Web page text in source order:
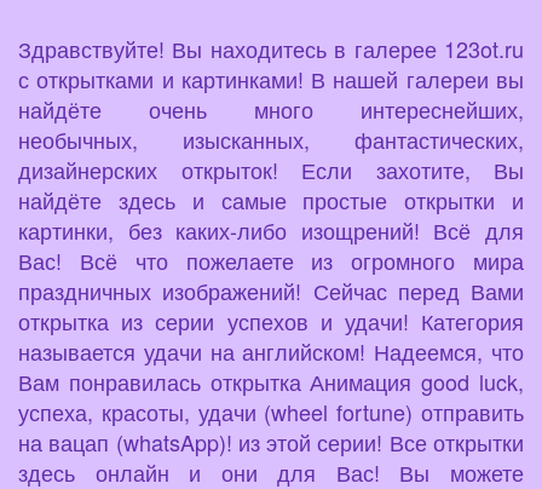
Здравствуйте! Вы находитесь в галерее 123ot.ru
с открытками и картинками! В нашей галереи вы
найдёте очень много интереснейших,
необычных, изысканных, фантастических,
дизайнерских открыток! Если захотите, Вы
найдёте здесь и самые простые открытки и
картинки, без каких-либо изощрений! Всё для
Вас! Всё что пожелаете из огромного мира
праздничных изображений! Сейчас перед Вами
открытка из серии успехов и удачи! Категория
называется удачи на английском! Надеемся, что
Вам понравилась открытка Анимация good luck,
успеха, красоты, удачи (wheel fortune) отправить
на вацап (whatsApp)! из этой серии! Все открытки
здесь онлайн и они для Вас! Вы можете